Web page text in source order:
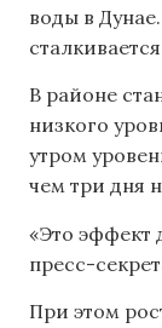
воды в
В районе
низкого
утром
чем три дня
«Это эффект
пресс-
При этом